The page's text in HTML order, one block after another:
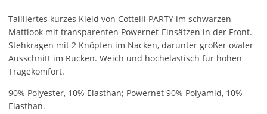
Tailliertes kurzes Kleid von Cottelli PARTY im schwarzen
Mattlook mit transparenten Powernet-Einsätzen in der Front.
Stehkragen mit 2 Knöpfen im Nacken, darunter großer ovaler
Ausschnitt im Rücken. Weich und hochelastisch für hohen
Tragekomfort.
90% Polyester, 10% Elasthan; Powernet 90% Polyamid, 10%
Elasthan.